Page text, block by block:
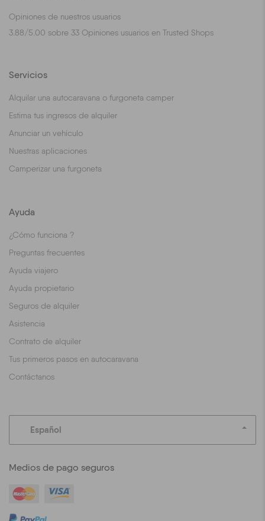
Opiniones de nuestros usuarios
3.88/5.00 sobre 33 Opiniones usuarios en Trusted Shops
Servicios
Alquilar una autocaravana o furgoneta camper
Estima tus ingresos de alquiler
Anunciar un vehículo
Nuestras aplicaciones
Camperizar una furgoneta
Ayuda
¿Cómo funciona ?
Preguntas frecuentes
Ayuda viajero
Ayuda propietario
Seguros de alquiler
Asistencia
Contrato de alquiler
Tus primeros pasos en autocaravana
Contáctanos
Español
Medios de pago seguros